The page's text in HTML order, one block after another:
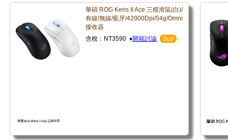
華碩 ROG Keris II Ace 三模滑鼠(白)/
有線/無線/藍牙/42000Dpi/54g/Omni
接收器
含稅：NT3590 ♦開箱討論 Buy